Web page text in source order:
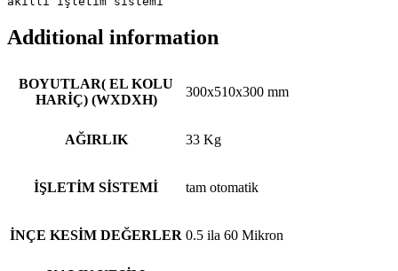
Additional information
BOYUTLAR( EL KOLU
HARİÇ) (WXDXH)
300x510x300 mm
AĞIRLIK 33 Kg
İŞLETİM SİSTEMİ tam otomatik
İNÇE KESİM DEĞERLER 0.5 ila 60 Mikron